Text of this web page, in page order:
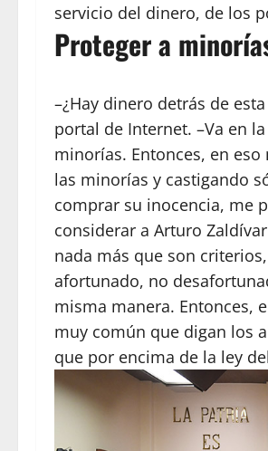
servicio del dinero, de los
Proteger a
–¿Hay dinero detrás de
portal de Internet. –Va en
minorías. Entonces, en
las minorías y castigando
comprar su inocencia, me
considerar a Arturo
nada más que son
afortunado, no
misma manera. Entonces,
muy común que digan los
que por encima de la ley